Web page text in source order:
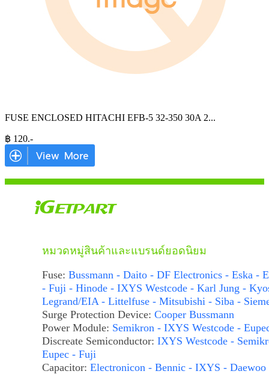
FUSE ENCLOSED HITACHI EFB-5 32-350 30A 2...
฿ 120.-
หมวดหมู่สินค้าและแบรนด์ยอดนิยม
Fuse: Bussmann - Daito - DF Electronics - Eska -
- Fuji - Hinode - IXYS Westcode - Karl Jung -
Legrand/EIA - Littelfuse - Mitsubishi - Siba -
Surge Protection Device: Cooper Bussmann
Power Module: Semikron - IXYS Westcode -
Discreate Semiconductor: IXYS Westcode -
Eupec - Fuji
Capacitor: Electronicon - Bennic - IXYS - Daewoo